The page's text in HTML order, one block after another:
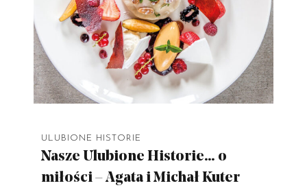
ULUBIONE HISTORIE
Nasze Ulubione Historie… o
miłości – Agata i Michał Kuter